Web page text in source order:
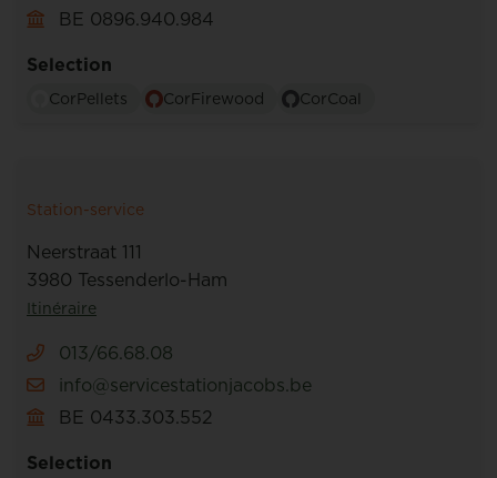
BE 0896.940.984
Selection
CorPellets CorFirewood CorCoal
Station-service
Neerstraat 111
3980 Tessenderlo-Ham
Itinéraire
013/66.68.08
info@servicestationjacobs.be
BE 0433.303.552
Selection